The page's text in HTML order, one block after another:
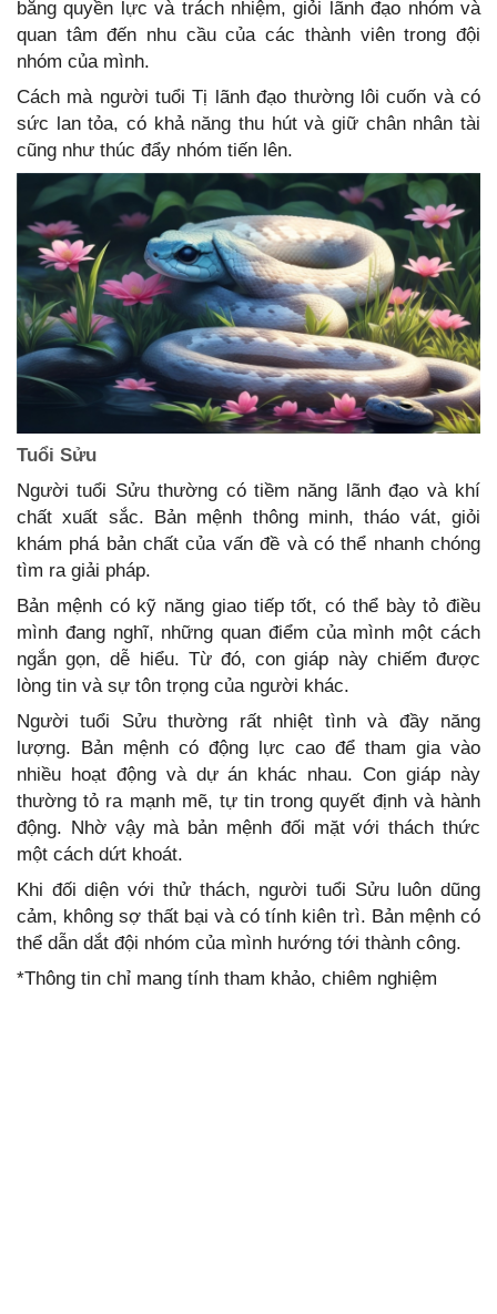
bằng quyền lực và trách nhiệm, giỏi lãnh đạo nhóm và
quan tâm đến nhu cầu của các thành viên trong đội
nhóm của mình.
Cách mà người tuổi Tị lãnh đạo thường lôi cuốn và có
sức lan tỏa, có khả năng thu hút và giữ chân nhân tài
cũng như thúc đẩy nhóm tiến lên.
Tuổi Sửu
Người tuổi Sửu thường có tiềm năng lãnh đạo và khí
chất xuất sắc. Bản mệnh thông minh, tháo vát, giỏi
khám phá bản chất của vấn đề và có thể nhanh chóng
tìm ra giải pháp.
Bản mệnh có kỹ năng giao tiếp tốt, có thể bày tỏ điều
mình đang nghĩ, những quan điểm của mình một cách
ngắn gọn, dễ hiểu. Từ đó, con giáp này chiếm được
lòng tin và sự tôn trọng của người khác.
Người tuổi Sửu thường rất nhiệt tình và đầy năng
lượng. Bản mệnh có động lực cao để tham gia vào
nhiều hoạt động và dự án khác nhau. Con giáp này
thường tỏ ra mạnh mẽ, tự tin trong quyết định và hành
động. Nhờ vậy mà bản mệnh đối mặt với thách thức
một cách dứt khoát.
Khi đối diện với thử thách, người tuổi Sửu luôn dũng
cảm, không sợ thất bại và có tính kiên trì. Bản mệnh có
thể dẫn dắt đội nhóm của mình hướng tới thành công.
*Thông tin chỉ mang tính tham khảo, chiêm nghiệm